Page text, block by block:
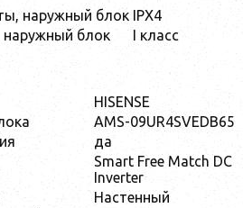
наружный блок IPX4
наружный блок
I класс
HISENSE
AMS-09UR4SVEDB65
да
Smart Free Match DC
Inverter
Настенный